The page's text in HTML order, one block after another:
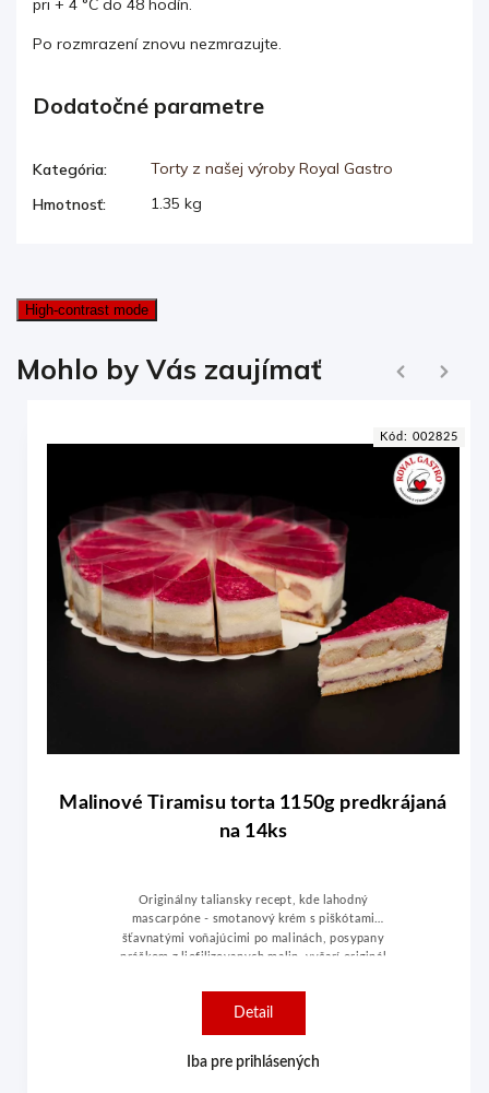
pri + 4 °C do 48 hodín.
Po rozmrazení znovu nezmrazujte.
Dodatočné parametre
Kategória:
Torty z našej výroby Royal Gastro
Hmotnosť: 1.35 kg
High-contrast mode
Mohlo by Vás zaujímať
Malinové Tiramisu torta 1150g predkrájaná
na 14ks
Iba pre prihlásených
Detail
Originálny taliansky recept, kde lahodný
mascarpóne - smotanový krém s piškótami
šťavnatými voňajúcimi po malinách, posypany
práškom z liofilizovanych malin, vyčarí originál
Kód: 002825